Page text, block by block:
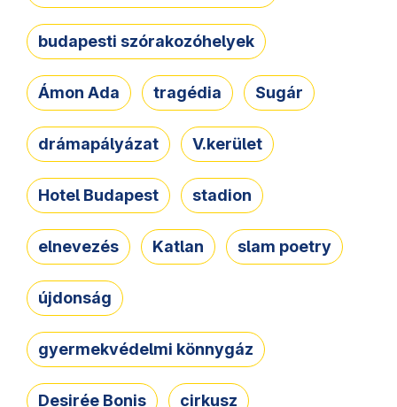
budapesti szórakozóhelyek
Ámon Ada tragédia Sugár
drámapályázat V.kerület
Hotel Budapest stadion
elnevezés Katlan slam poetry
újdonság
gyermekvédelmi könnygáz
Desirée Bonis cirkusz